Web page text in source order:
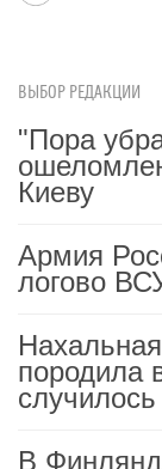
ВЫБОР РЕДАКЦИИ
"Пора
Киеву
Армия
логово
породила
случилось
В